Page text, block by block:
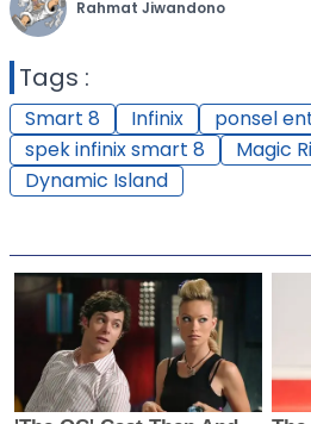
Rahmat Jiwandono
Tags :
Smart 8 Infinix
ponsel
spek infinix smart 8
Magic
Dynamic Island